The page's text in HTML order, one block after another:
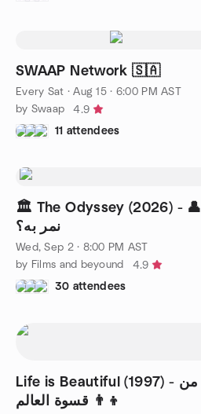
SWAAP Network 🇸🇦
Every Sat ·Aug 15 · 6:00 PM AST
by Swaap
4.9
11 attendees
🏛️ The Odyssey (2026) - 👤 من نكون... بعد كل ما
نمر به؟
Wed, Sep 2 · 8:00 PM AST
by Films and beyound
4.9
30 attendees
Life is Beautiful (1997) - كيف نحمي من نحب من
قسوة العالم 👨‍👦